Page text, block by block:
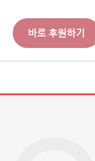
바로 후원하기